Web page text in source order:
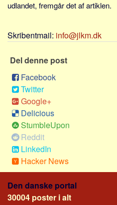
Norge
Italien
Grækenland
USA
Alle
Nøgleord
Bolig
Job
Investering
udlandet, fremgår det af artiklen.
Skribentmail: info@jlkm.dk
Del denne post
Facebook
Twitter
Google+
Delicious
StumbleUpon
Reddit
LinkedIn
Hacker News
Den danske portal
30004 poster i alt